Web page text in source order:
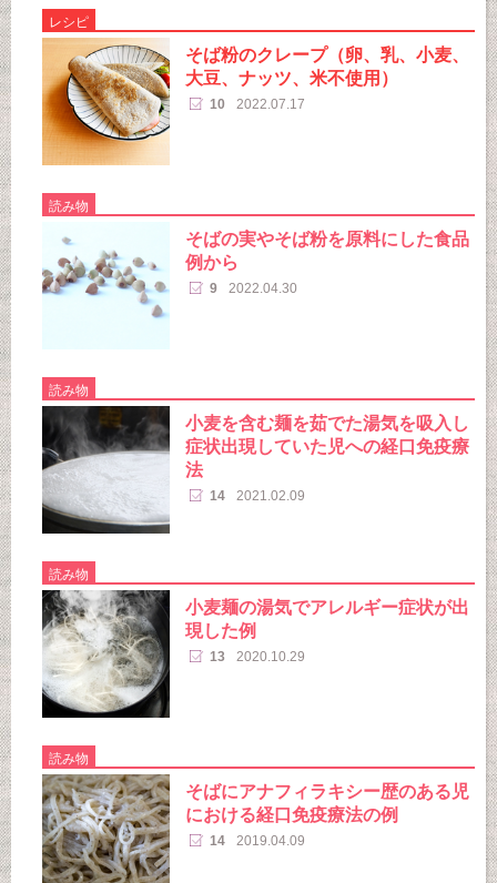
レシピ
そば粉のクレープ（卵、乳、小麦、
大豆、ナッツ、米不使用）
10 2022.07.17
読み物
そばの実やそば粉を原料にした食品
例から
9 2022.04.30
読み物
小麦を含む麺を茹でた湯気を吸入し
症状出現していた児への経口免疫療
法
14 2021.02.09
読み物
小麦麺の湯気でアレルギー症状が出
現した例
13 2020.10.29
読み物
そばにアナフィラキシー歴のある児
における経口免疫療法の例
14 2019.04.09